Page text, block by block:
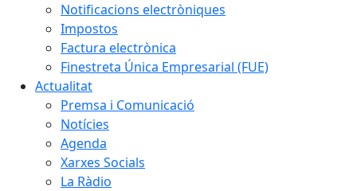
Notificacions electròniques
Impostos
Factura electrònica
Finestreta Única Empresarial (FUE)
Actualitat
Premsa i Comunicació
Notícies
Agenda
Xarxes Socials
La Ràdio